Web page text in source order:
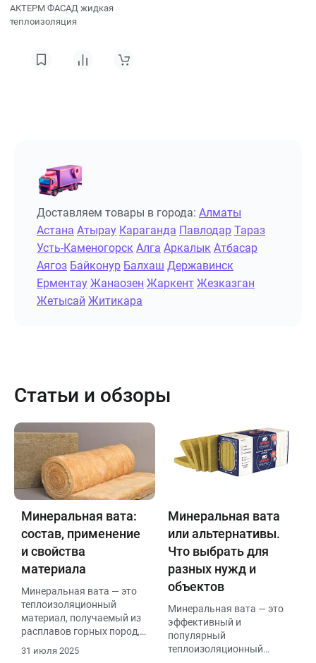
АКТЕРМ ФАСАД жидкая
теплоизоляция
Доставляем товары в города: Алматы
Астана Атырау Караганда Павлодар Тараз
Усть-Каменогорск Алга Аркалык Атбасар
Аягоз Байконур Балхаш Державинск
Ерментау Жанаозен Жаркент Жезказган
Жетысай Житикара
Статьи и обзоры
Минеральная вата:
состав, применение
и свойства
материала
Минеральная вата — это
теплоизоляционный
материал, получаемый из
расплавов горных пород,
31 июля 2025
Минеральная вата
или альтернативы.
Что выбрать для
разных нужд и
объектов
Минеральная вата — это
эффективный и
популярный
теплоизоляционный